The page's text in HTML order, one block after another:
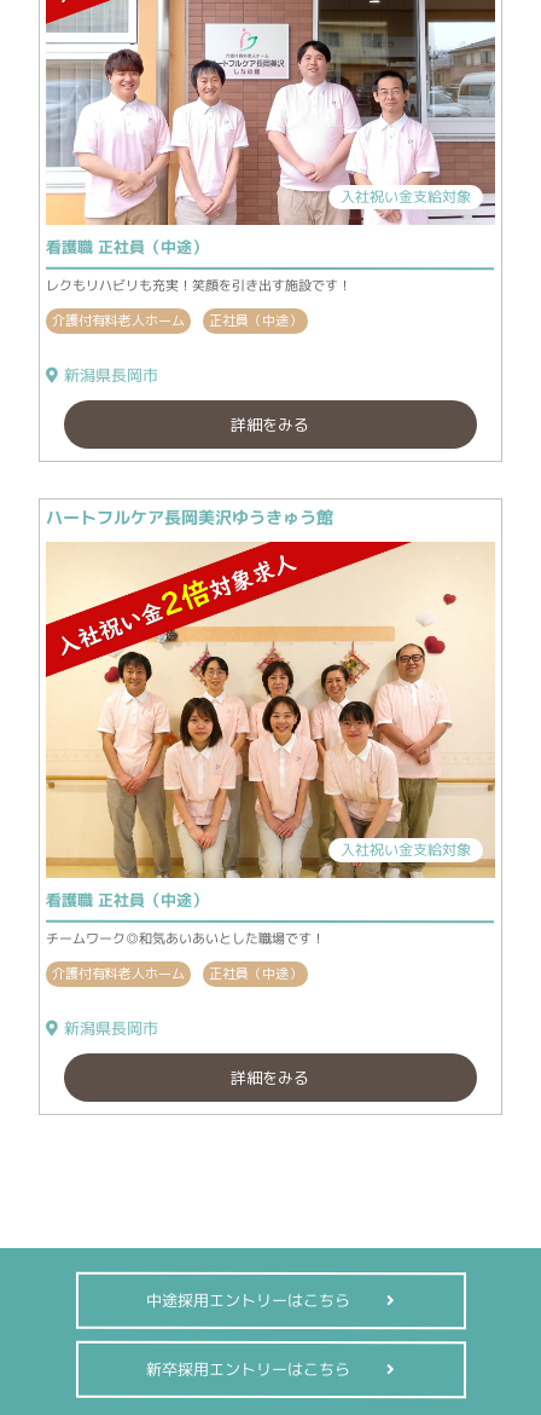
入社祝い金支給対象
看護職 正社員（中途）
レクもリハビリも充実！笑顔を引き出す施設です！
介護付有料老人ホーム 正社員（中途）
新潟県長岡市
詳細をみる
ハートフルケア長岡美沢ゆうきゅう館
入社祝い金支給対象
看護職 正社員（中途）
チームワーク◎和気あいあいとした職場です！
介護付有料老人ホーム 正社員（中途）
新潟県長岡市
詳細をみる
中途採用エントリーはこちら
新卒採用エントリーはこちら